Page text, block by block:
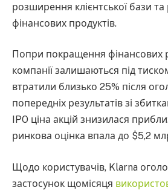
розширення клієнтської бази
фінансових продуктів.
Попри покращення фінансових
компанії залишаються під
втратили близько 25% після
попередніх результатів зі
IPO ціна акцій знизилася
ринкова оцінка впала до $5,2
Щодо користувачів, Klarna
застосунок щомісяця